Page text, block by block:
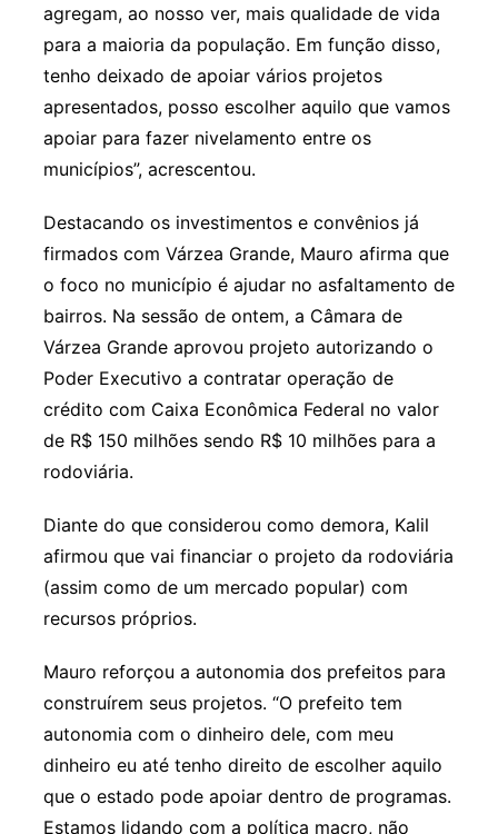
agregam, ao nosso ver, mais qualidade de vida
para a maioria da população. Em função disso,
tenho deixado de apoiar vários projetos
apresentados, posso escolher aquilo que vamos
apoiar para fazer nivelamento entre os
municípios”, acrescentou.
Destacando os investimentos e convênios já
firmados com Várzea Grande, Mauro afirma que
o foco no município é ajudar no asfaltamento de
bairros. Na sessão de ontem, a Câmara de
Várzea Grande aprovou projeto autorizando o
Poder Executivo a contratar operação de
crédito com Caixa Econômica Federal no valor
de R$ 150 milhões sendo R$ 10 milhões para a
rodoviária.
Diante do que considerou como demora, Kalil
afirmou que vai financiar o projeto da rodoviária
(assim como de um mercado popular) com
recursos próprios.
Mauro reforçou a autonomia dos prefeitos para
construírem seus projetos. “O prefeito tem
autonomia com o dinheiro dele, com meu
dinheiro eu até tenho direito de escolher aquilo
que o estado pode apoiar dentro de programas.
Estamos lidando com a política macro, não